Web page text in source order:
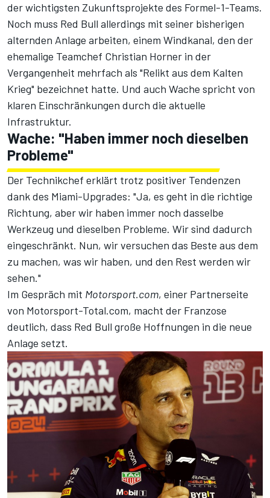
der wichtigsten Zukunftsprojekte des Formel-1-Teams.
Noch muss Red Bull allerdings mit seiner bisherigen
alternden Anlage arbeiten, einem Windkanal, den der
ehemalige Teamchef Christian Horner in der
Vergangenheit mehrfach als "Relikt aus dem Kalten
Krieg" bezeichnet hatte. Und auch Wache spricht von
klaren Einschränkungen durch die aktuelle
Infrastruktur.
Wache: "Haben immer noch dieselben
Probleme"
Der Technikchef erklärt trotz positiver Tendenzen
dank des Miami-Upgrades: "Ja, es geht in die richtige
Richtung, aber wir haben immer noch dasselbe
Werkzeug und dieselben Probleme. Wir sind dadurch
eingeschränkt. Nun, wir versuchen das Beste aus dem
zu machen, was wir haben, und den Rest werden wir
sehen."
Im Gespräch mit Motorsport.com, einer Partnerseite
von Motorsport-Total.com, macht der Franzose
deutlich, dass Red Bull große Hoffnungen in die neue
Anlage setzt.